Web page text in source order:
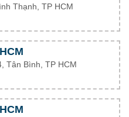
Thạnh, TP HCM
Tân Bình, TP HCM